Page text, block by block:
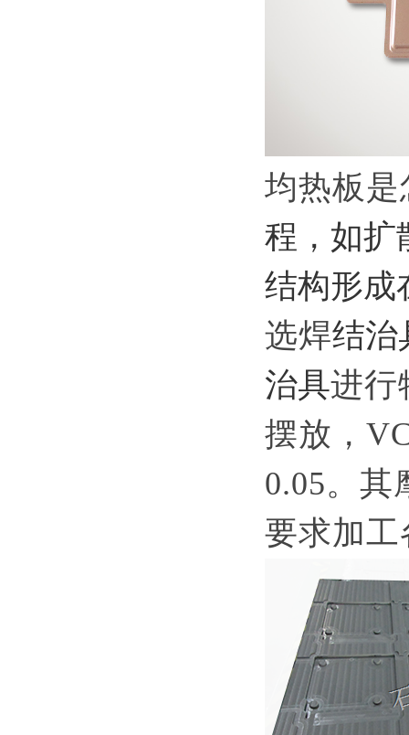
均热板
程，如扩
结构形成
选焊结治
治具进行
摆放，
0.05。其
要求加